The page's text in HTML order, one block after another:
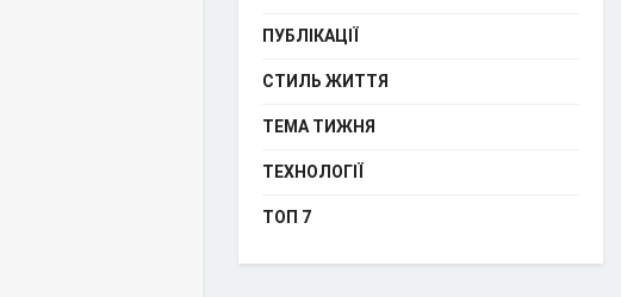
ПУБЛІКАЦІЇ
СТИЛЬ ЖИТТЯ
ТЕМА ТИЖНЯ
ТЕХНОЛОГІЇ
ТОП 7